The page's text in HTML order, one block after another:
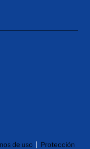
de uso| Protección